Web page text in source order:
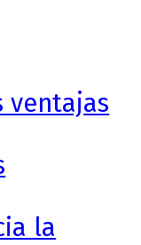
ventajas
la